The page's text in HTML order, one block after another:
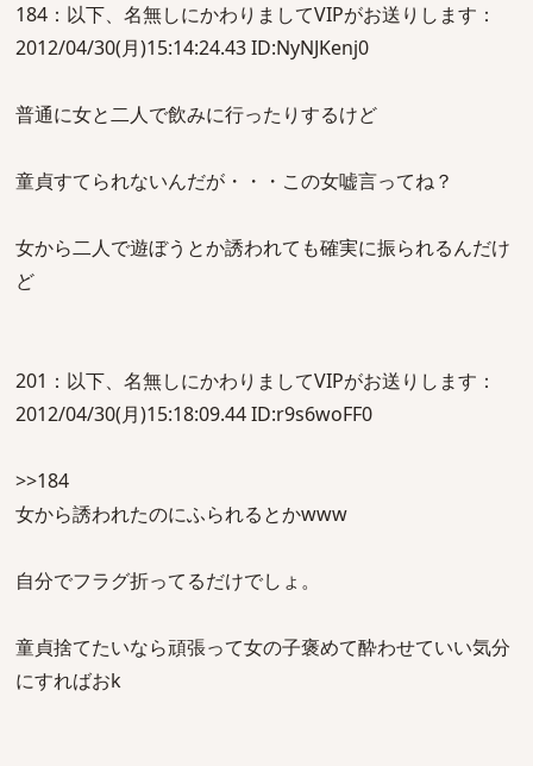
184：以下、名無しにかわりましてVIPがお送りします：
2012/04/30(月)15:14:24.43 ID:NyNJKenj0
普通に女と二人で飲みに行ったりするけど
童貞すてられないんだが・・・この女嘘言ってね？
女から二人で遊ぼうとか誘われても確実に振られるんだけ
ど
201：以下、名無しにかわりましてVIPがお送りします：
2012/04/30(月)15:18:09.44 ID:r9s6woFF0
>>184
女から誘われたのにふられるとかwww
自分でフラグ折ってるだけでしょ。
童貞捨てたいなら頑張って女の子褒めて酔わせていい気分
にすればおk